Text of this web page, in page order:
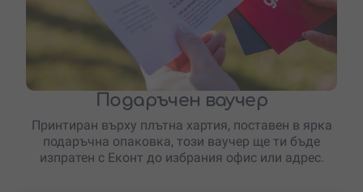
Подаръчен ваучер
Принтиран върху плътна хартия, поставен в ярка
подаръчна опаковка, този ваучер ще ти бъде
изпратен с Еконт до избрания офис или адрес.